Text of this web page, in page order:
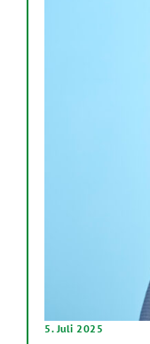
5. Juli 2025